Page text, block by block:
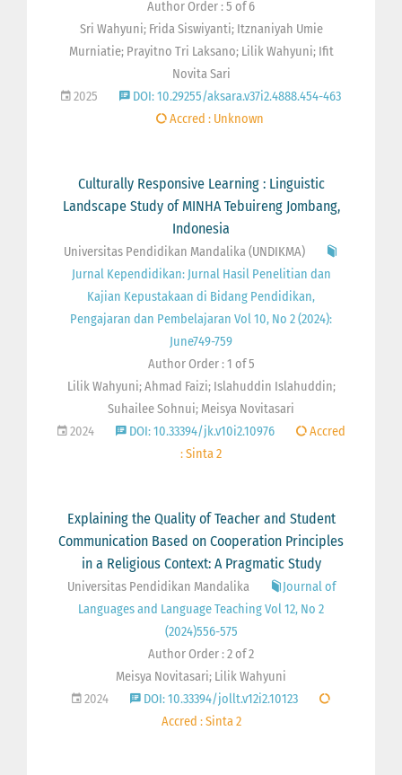
Author Order : 5 of 6
Sri Wahyuni; Frida Siswiyanti; Itznaniyah Umie
Murniatie; Prayitno Tri Laksano; Lilik Wahyuni; Ifit
Novita Sari
2025
DOI: 10.29255/aksara.v37i2.4888.454-463
Accred : Unknown
Culturally Responsive Learning : Linguistic
Landscape Study of MINHA Tebuireng Jombang,
Indonesia
Universitas Pendidikan Mandalika (UNDIKMA)
Jurnal Kependidikan: Jurnal Hasil Penelitian dan
Kajian Kepustakaan di Bidang Pendidikan,
Pengajaran dan Pembelajaran Vol 10, No 2 (2024):
June749-759
Author Order : 1 of 5
Lilik Wahyuni; Ahmad Faizi; Islahuddin Islahuddin;
Suhailee Sohnui; Meisya Novitasari
2024
DOI: 10.33394/jk.v10i2.10976
Accred
: Sinta 2
Explaining the Quality of Teacher and Student
Communication Based on Cooperation Principles
in a Religious Context: A Pragmatic Study
Universitas Pendidikan Mandalika
Journal of
Languages and Language Teaching Vol 12, No 2
(2024)556-575
Author Order : 2 of 2
Meisya Novitasari; Lilik Wahyuni
2024
DOI: 10.33394/jollt.v12i2.10123
Accred : Sinta 2